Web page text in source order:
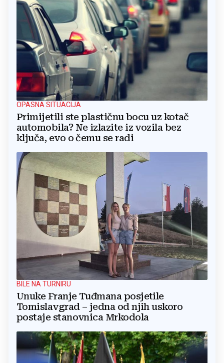
OPASNA SITUACIJA
Primijetili ste plastičnu bocu uz kotač
automobila? Ne izlazite iz vozila bez
ključa, evo o čemu se radi
BILE NA TURNIRU
Unuke Franje Tuđmana posjetile
Tomislavgrad – jedna od njih uskoro
postaje stanovnica Mrkodola